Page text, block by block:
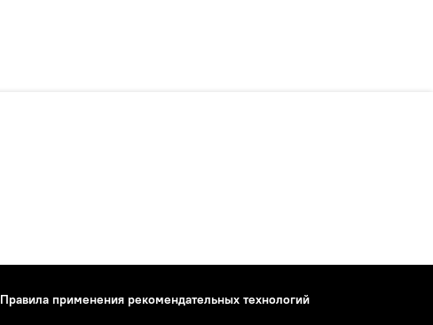
Правила применения рекомендательных технологий